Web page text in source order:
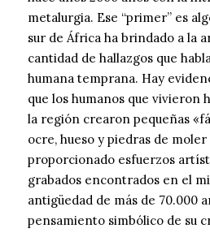
metalurgia. Ese “primer” es
sur de África ha brindado a la
cantidad de hallazgos que
humana temprana. Hay
que los humanos que vivieron
la región crearon pequeñas
ocre, hueso y piedras de
proporcionado esfuerzos
grabados encontrados en el
antigüedad de más de 70.000
pensamiento simbólico de su